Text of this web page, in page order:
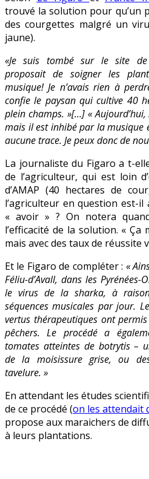
trouvé la solution pour qu’un
des courgettes malgré un
jaune).
«Je suis tombé sur le site de
proposait de soigner les
musique! Je n’avais rien à
confie le paysan qui cultive 40
plein champs. »[…] «
mais il est inhibé par la musique
aucune trace. Je peux donc de
La journaliste du Figaro a t-
de l’agriculteur, qui est loin
d’AMAP (40 hectares de
l’agriculteur en question est-
« avoir » ? On notera
l’efficacité de la solution. «
mais avec des taux de réussite
Et le Figaro de compléter : «
Féliu-d’Avall, dans les
le virus de la sharka, à
séquences musicales par jour.
vertus thérapeutiques ont
pêchers. Le procédé a
tomates atteintes de botrytis –
de la moisissure grise, ou
tavelure. »
En attendant les études
de ce procédé (on les attendait
propose aux maraichers de
à leurs plantations.